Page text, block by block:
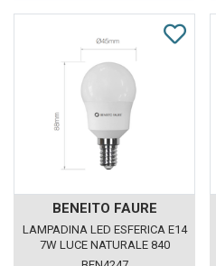
BENEITO FAURE
LAMPADINA LED ESFERICA E14
7W LUCE NATURALE 840
BENEITO FAURE